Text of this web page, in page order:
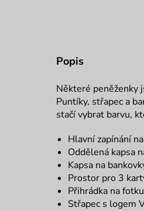
Popis
Některé peněženky
Puntíky, střapec a
stačí vybrat barvu,
Hlavní zapínání
Oddělená kapsa
Kapsa na
Prostor pro 3
Přihrádka na fotku
Střapec s logem